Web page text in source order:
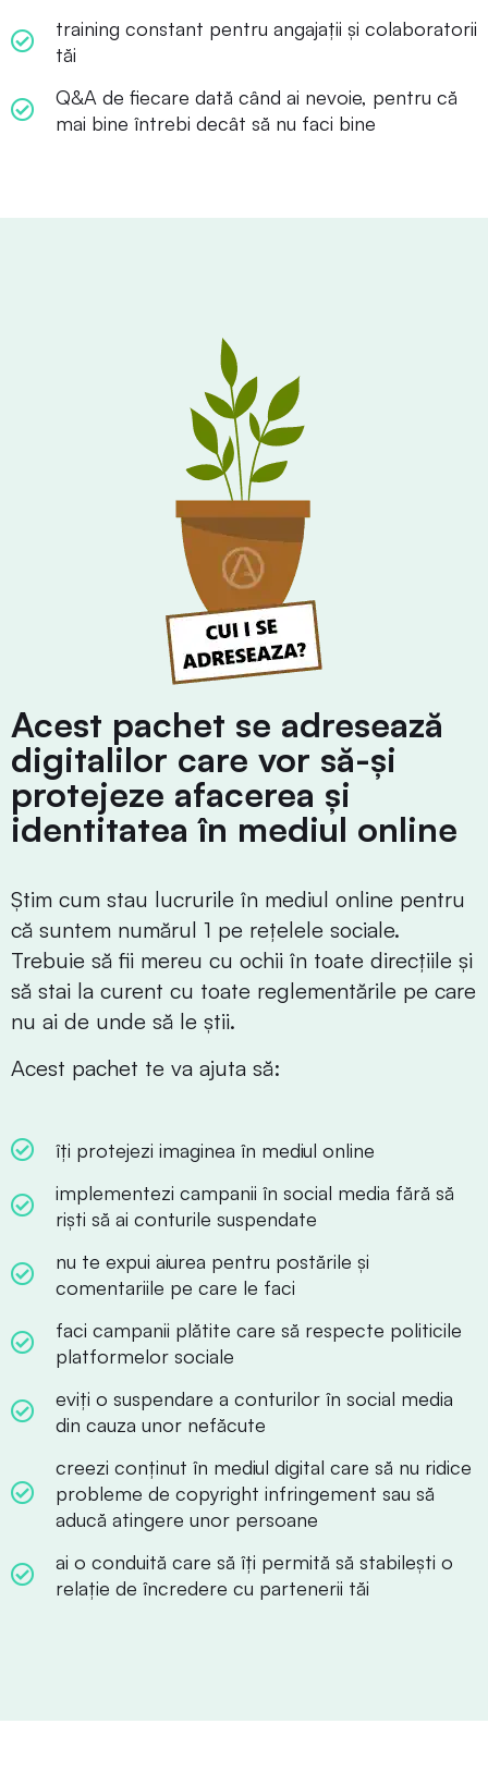
training constant pentru angajații și colaboratorii
tăi
Q&A de fiecare dată când ai nevoie, pentru că
mai bine întrebi decât să nu faci bine
Acest pachet se adresează
digitalilor care vor să-și
protejeze afacerea și
identitatea în mediul online
Știm cum stau lucrurile în mediul online pentru
că suntem numărul 1 pe rețelele sociale.
Trebuie să fii mereu cu ochii în toate direcțiile și
să stai la curent cu toate reglementările pe care
nu ai de unde să le știi.
Acest pachet te va ajuta să:
îți protejezi imaginea în mediul online
implementezi campanii în social media fără să
riști să ai conturile suspendate
nu te expui aiurea pentru postările și
comentariile pe care le faci
faci campanii plătite care să respecte politicile
platformelor sociale
eviți o suspendare a conturilor în social media
din cauza unor nefăcute
creezi conținut în mediul digital care să nu ridice
probleme de copyright infringement sau să
aducă atingere unor persoane
ai o conduită care să îți permită să stabilești o
relație de încredere cu partenerii tăi